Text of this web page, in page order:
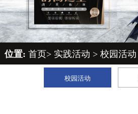
位置: 首页> 实践活动 > 校园活动
校园活动